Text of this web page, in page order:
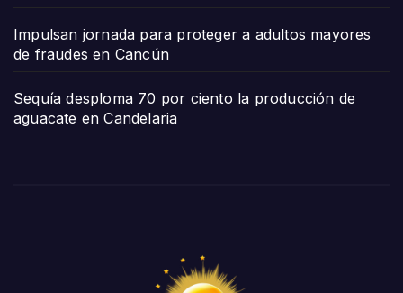
Impulsan jornada para proteger a adultos mayores
de fraudes en Cancún
Sequía desploma 70 por ciento la producción de
aguacate en Candelaria